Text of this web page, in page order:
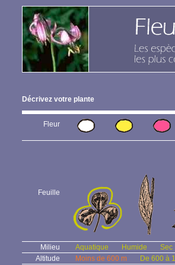
Décrivez votre plante
Fleur
Feuille
Milieu Aquatique Humide
Sec
Altitude
Moins de 600 m
De 600 à